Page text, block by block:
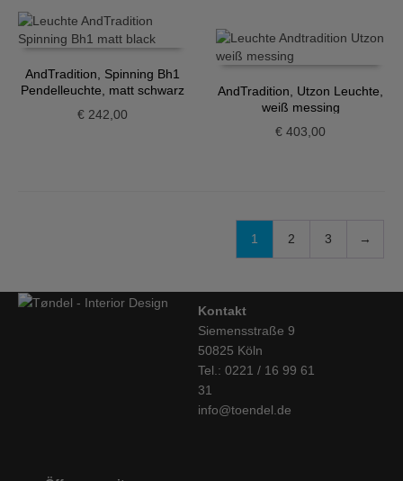
AndTradition, Spinning Bh1
Pendelleuchte, matt schwarz
€242,00
AndTradition, Utzon Leuchte,
weiß messing
€ 403,00
1 2 3 →
Kontakt
Siemensstraße 9
50825 Köln
Tel.: 0221 / 16 99 61
31
info@toendel.de